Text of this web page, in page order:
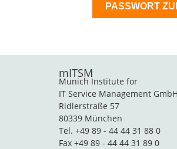
PASSWORT
mITSM
Munich Institute for
IT Service Management GmbH
Ridlerstraße 57
80339 München
Tel. +49 89 - 44 44 31 88 0
Fax +49 89 - 44 44 31 89 0